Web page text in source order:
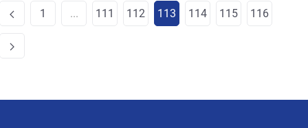
1 ... 111 112 113 114 115 116